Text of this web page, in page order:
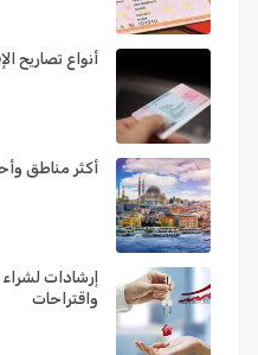
أنواع تصاريح
أكثر مناطق
إرشادات
واقتراحات